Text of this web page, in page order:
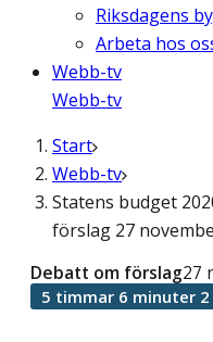
Riksdagens
Arbeta hos
Webb-tv
Webb-tv
Start
Webb-tv
Statens budget
förslag 27
Debatt om förslag27
5 timmar 6 minuter 2